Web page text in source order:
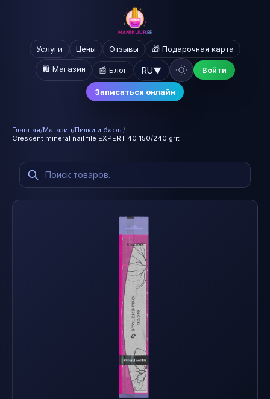
Услуги Цены Отзывы 🎁 Подарочная карта
🛍️ Магазин 📰 Блог RU▼ Войти
Записаться онлайн
Главная/Магазин/Пилки и бафы/
Crescent mineral nail file EXPERT 40 150/240 grit